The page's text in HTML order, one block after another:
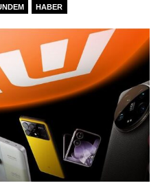
HABER